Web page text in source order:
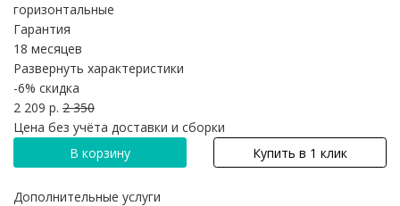
горизонтальные
Гарантия
18 месяцев
Развернуть характеристики
-6% скидка
2 209 р. 2 350
Цена без учёта доставки и сборки
В корзину
Купить в 1 клик
Дополнительные услуги